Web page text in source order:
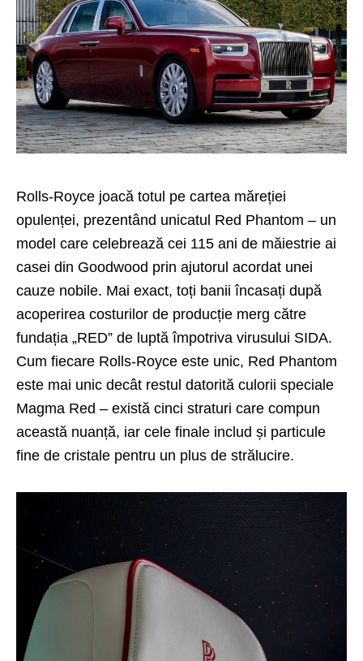
Rolls-Royce joacă totul pe cartea măreției
opulenței, prezentând unicatul Red Phantom – un
model care celebrează cei 115 ani de măiestrie ai
casei din Goodwood prin ajutorul acordat unei
cauze nobile. Mai exact, toți banii încasați după
acoperirea costurilor de producție merg către
fundația „RED” de luptă împotriva virusului SIDA.
Cum fiecare Rolls-Royce este unic, Red Phantom
este mai unic decât restul datorită culorii speciale
Magma Red – există cinci straturi care compun
această nuanță, iar cele finale includ și particule
fine de cristale pentru un plus de strălucire.